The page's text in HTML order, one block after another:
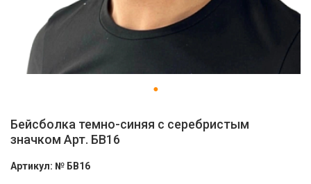
Бейсболка темно-синяя с серебристым
значком Арт. БВ16
Артикул: № БВ16